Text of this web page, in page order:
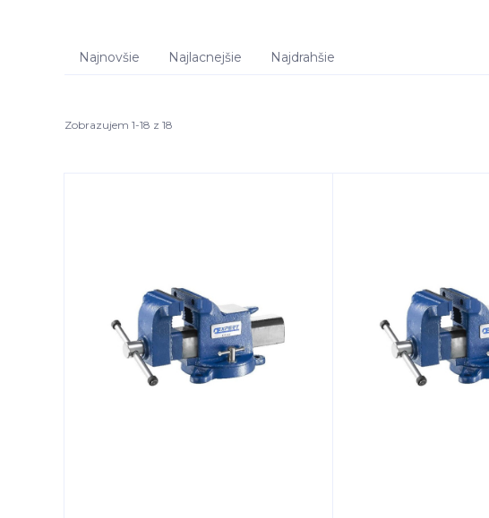
Najnovšie Najlacnejšie Najdrahšie
Zobrazujem 1-18 z 18